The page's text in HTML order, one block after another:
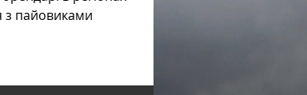
з пайовиками